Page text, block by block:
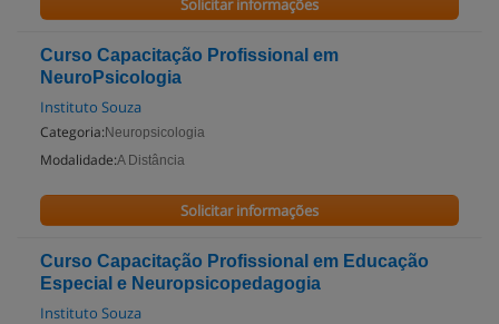
Solicitar informações
Curso Capacitação Profissional em
NeuroPsicologia
Instituto Souza
Categoria: Neuropsicologia
Modalidade:A Distância
Solicitar informações
Curso Capacitação Profissional em Educação
Especial e Neuropsicopedagogia
Instituto Souza